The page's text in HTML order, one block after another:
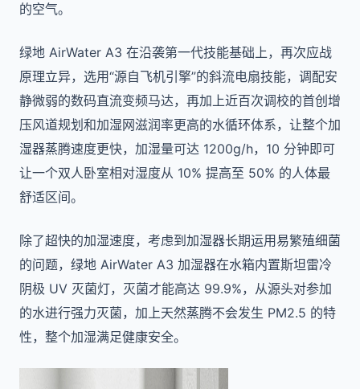
的空气。
绿地 AirWater A3 在沿袭第一代技能基础上，再次应战
原理立异，选用“源自飞机引擎”的斜流电扇技能，调配安
静微弱的数码直流变频马达，再加上近百次调校的首创增
压风道规划和加湿网滋润率更高的水循环体系，让整个加
湿器蒸腾速度更快，加湿量可达 1200g/h，10 分钟即可
让一个双人卧室相对湿度从 10% 提高至 50% 的人体最
舒适区间。
除了超快的加湿速度，考虑到加湿器长期运用易繁殖细菌
的问题，绿地 AirWater A3 加湿器在水箱内置斯坦雷冷
阴极 UV 灭菌灯，灭菌才能高达 99.9%，从源头对参加
的水进行强力灭菌，加上天然蒸腾不会发生 PM2.5 的特
性，整个加湿满足健康安全。